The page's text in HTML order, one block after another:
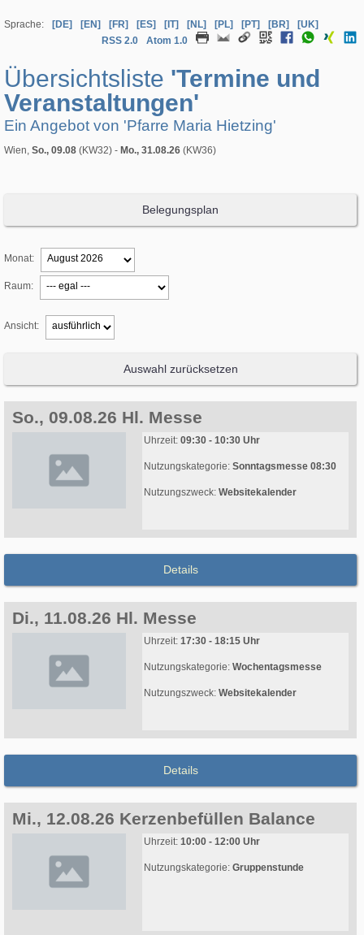
Sprache: [DE] [EN] [FR] [ES] [IT] [NL] [PL] [PT] [BR]
[UK]
RSS 2.0
Atom 1.0
Übersichtsliste 'Termine und
Veranstaltungen'
Ein Angebot von 'Pfarre Maria Hietzing'
Wien, So., 09.08 (KW32) - Mo., 31.08.26 (KW36)
Belegungsplan
Monat:
Raum:
Ansicht:
Auswahl zurücksetzen
So., 09.08.26 Hl. Messe
Uhrzeit: 09:30 - 10:30 Uhr
Nutzungskategorie: Sonntagsmesse 08:30
Nutzungszweck: Websitekalender
Details
Di., 11.08.26 Hl. Messe
Uhrzeit: 17:30 - 18:15 Uhr
Nutzungskategorie: Wochentagsmesse
Nutzungszweck: Websitekalender
Details
Mi., 12.08.26 Kerzenbefüllen Balance
Uhrzeit: 10:00 - 12:00 Uhr
Nutzungskategorie: Gruppenstunde